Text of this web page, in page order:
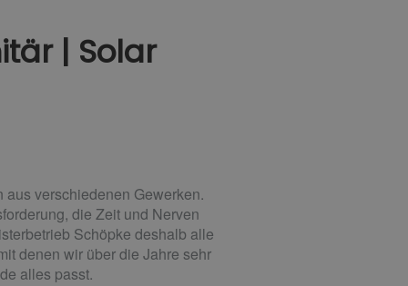
| Solar
verschiedenen Gewerken.
die Zeit und Nerven
Schöpke deshalb alle
denen wir über die Jahre sehr
alles passt.